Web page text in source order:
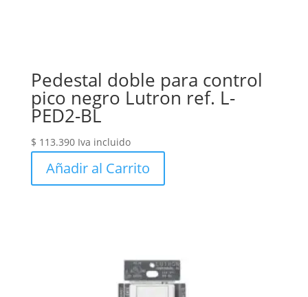
Pedestal doble para control
pico negro Lutron ref. L-
PED2-BL
$ 113.390 Iva incluido
Añadir al Carrito